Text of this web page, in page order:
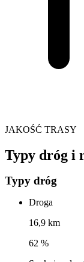
JAKOŚĆ TRASY
Typy dróg i
Typy dróg
Droga
16,9 km
62 %